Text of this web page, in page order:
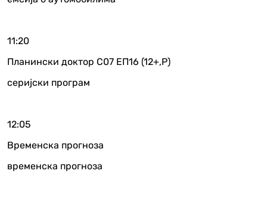
11:20
Планински доктор С07 ЕП16 (12+,Р)
серијски програм
12:05
Временска прогноза
временска прогноза